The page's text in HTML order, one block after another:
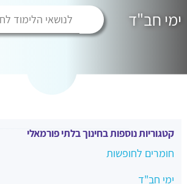
ימי חב"ד לנושאי הלימוד
קטגוריות נוספות בחינוך בלתי פורמאלי
חומרים לחופשות
ימי חב"ד